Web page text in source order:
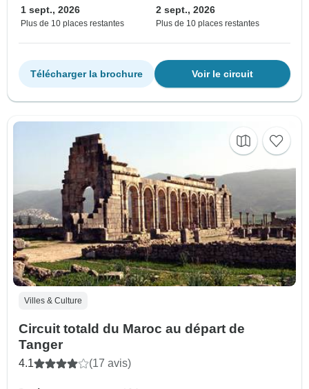
1 sept., 2026
Plus de 10 places restantes
2 sept., 2026
Plus de 10 places restantes
Voir le circuit
Télécharger la brochure
Villes & Culture
Circuit totald du Maroc au départ de
Tanger
4.1 (17 avis)